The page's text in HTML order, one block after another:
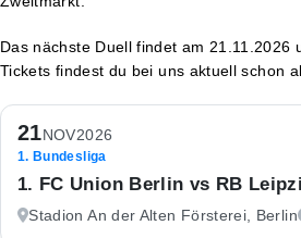
Das nächste Duell findet am 21.11.2026
Tickets findest du bei uns aktuell schon
21NOV2026
1. Bundesliga
1. FC Union Berlin vs RB
Stadion An der Alten Försterei, Berlin